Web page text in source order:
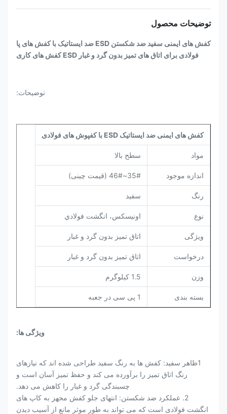
توضیحات محصول
کفش های ایمنی سفید ضد شکستن ESD ضد ایستاتیک با کفش های پا
فولادی برای اتاق های تمیز بدون گرد و غبار ESD کفش های کاری
توضیحات:
کفش های ایمنی ضد ایستاتیک ESD با کفپوش های فولادی
مواد سطح بالا
اندازه موجود 35#~46# (قیمت چینی)
رنگ سفيد
نوع اونيسکس، انگشت فولادي
ویژگی اتاق تمیز بدون گرد و غبار
درخواست اتاق تمیز بدون گرد و غبار
وزن 1.5 کيلوگرم
بسته بندی 1 پی سی در جعبه
ویژگی ها:
1ظاهر سفید: کفش ها به رنگ سفید طراحی شده اند که نیازهای
رنگ اتاق تمیز را برآورده می کند و حفظ تمیز آسان است و
چسبندگی گرد و غبار را کاهش می دهد.
2. عملکرد ضد شکستن: انتهای جلو کفش مجهز به کاپ های
انگشت فولادی است که می تواند به طور موثر مانع از آسیب دیدن